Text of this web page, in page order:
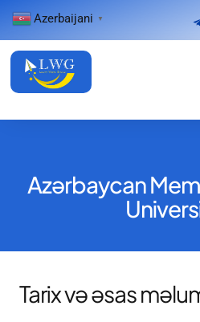
Azerbaijani ▼
Azərbaycan
Tarix və əsas